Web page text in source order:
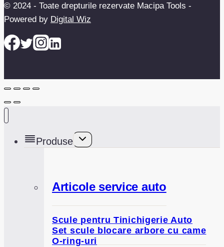
© 2024 - Toate drepturile rezervate Macipa Tools -
Powered by Digital Wiz
Produse
Toggle
Articole service auto
Scule pentru Tinichigerie Auto
Set scule blocare arbore cu came
O-ring-uri